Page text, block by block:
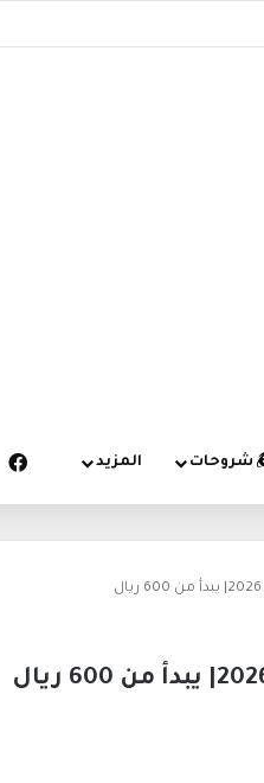
شروحات المزيد